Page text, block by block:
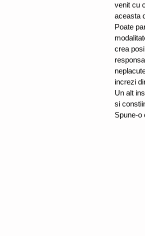
venit cu
aceasta
Poate
crea
increzi
Un alt
si
Spune-o